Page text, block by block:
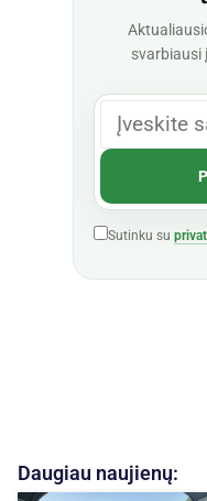
svarbiausi
Sutinku su
Daugiau naujienų: